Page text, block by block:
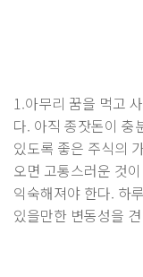
1.아무리 꿈을 먹고
다. 아직 종잣돈이 충
있도록 좋은 주식의
오면 고통스러운 것
익숙해져야 한다. 하
있을만한 변동성을